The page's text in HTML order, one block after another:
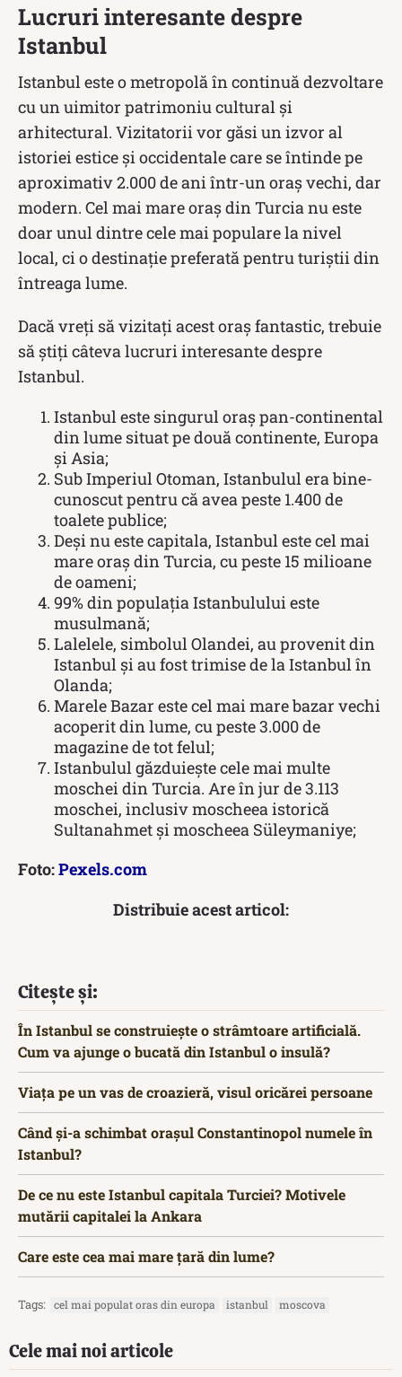
Lucruri interesante despre
Istanbul
Istanbul este o metropolă în continuă dezvoltare
cu un uimitor patrimoniu cultural și
arhitectural. Vizitatorii vor găsi un izvor al
istoriei estice și occidentale care se întinde pe
aproximativ 2.000 de ani într-un oraș vechi, dar
modern. Cel mai mare oraș din Turcia nu este
doar unul dintre cele mai populare la nivel
local, ci o destinație preferată pentru turiștii din
întreaga lume.
Dacă vreți să vizitați acest oraș fantastic, trebuie
să știți câteva lucruri interesante despre
Istanbul.
Istanbul este singurul oraș pan-continental
din lume situat pe două continente, Europa
și Asia;
Sub Imperiul Otoman, Istanbulul era bine-
cunoscut pentru că avea peste 1.400 de
toalete publice;
Deși nu este capitala, Istanbul este cel mai
mare oraș din Turcia, cu peste 15 milioane
de oameni;
99% din populația Istanbulului este
musulmană;
Lalelele, simbolul Olandei, au provenit din
Istanbul și au fost trimise de la Istanbul în
Olanda;
Marele Bazar este cel mai mare bazar vechi
acoperit din lume, cu peste 3.000 de
magazine de tot felul;
Istanbulul găzduiește cele mai multe
moschei din Turcia. Are în jur de 3.113
moschei, inclusiv moscheea istorică
Sultanahmet și moscheea Süleymaniye;
Foto:Pexels.com
Distribuie acest articol:
Citește și:
În Istanbul se construiește o strâmtoare artificială.
Cum va ajunge o bucată din Istanbul o insulă?
Viața pe un vas de croazieră, visul oricărei persoane
Când și-a schimbat orașul Constantinopol numele în
Istanbul?
De ce nu este Istanbul capitala Turciei? Motivele
mutării capitalei la Ankara
Care este cea mai mare țară din lume?
Tags: cel mai populat oras din europa istanbul moscova
Cele mai noi articole